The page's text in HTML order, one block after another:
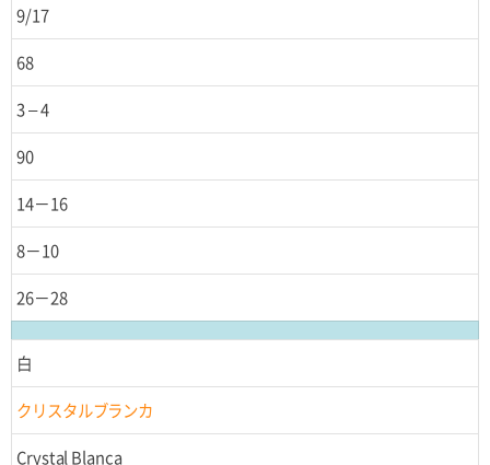
9/17
68
3 – 4
90
14－16
8－10
26－28
白
クリスタルブランカ
Crystal Blanca